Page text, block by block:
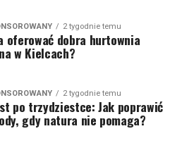
2 tygodnie temu
oferować dobra hurtownia
w Kielcach?
2 tygodnie temu
po trzydziestce: Jak poprawić
gdy natura nie pomaga?